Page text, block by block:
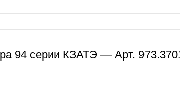
94 серии КЗАТЭ — Арт.